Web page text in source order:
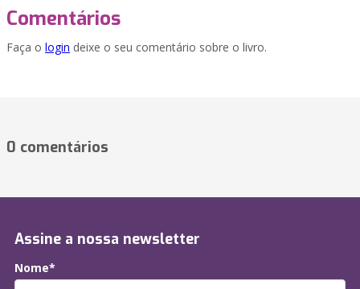
Comentários
Faça o login deixe o seu comentário sobre o livro.
0 comentários
Assine a nossa newsletter
Nome*